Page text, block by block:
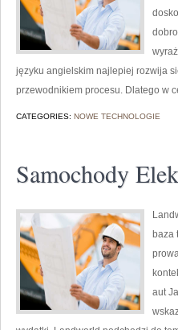
języku angielskim najlepiej rozwija
przewodnikiem procesu. Dlatego w
CATEGORIES: NOWE TECHNOLOGIE
Samochody
baza
aut